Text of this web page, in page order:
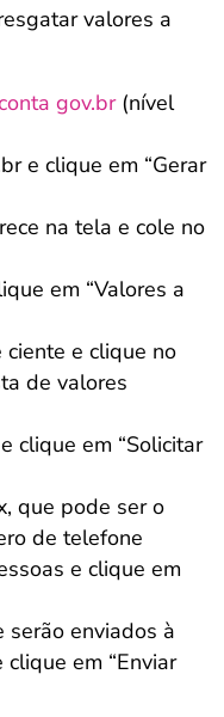
valores a
gov.br(nível
e clique em “Gerar
na tela e cole no
em “Valores a
e clique no
de valores
clique em “Solicitar
que pode ser o
de telefone
e clique em
serão enviados à
em “Enviar